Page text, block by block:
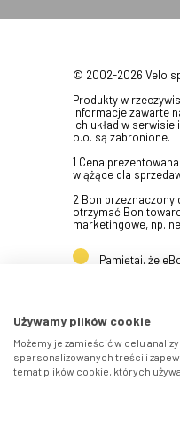
© 2002-2026 Velo
Produkty w
Informacje zawarte
ich układ w
o.o. są zabronione.
1 Cena
wiążące dla
2 Bon przeznaczony
otrzymać Bon
marketingowe, np.
Pamiętaj, że
Używamy plików cookie
Możemy je zamieścić w celu
spersonalizowanych treści i
temat plików cookie, których